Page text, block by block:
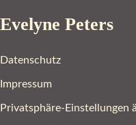
Evelyne Peters
Datenschutz
Impressum
Privatsphäre-Einstellungen